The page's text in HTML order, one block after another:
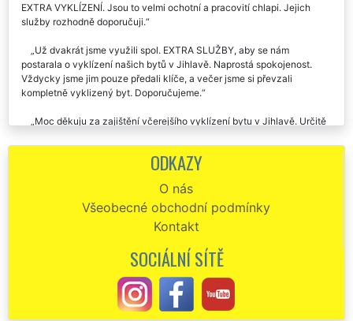
EXTRA VYKLÍZENÍ. Jsou to velmi ochotní a pracovití chlapi. Jejich
služby rozhodně doporučuji.
Už dvakrát jsme využili spol. EXTRA SLUŽBY, aby se nám
postarala o vyklízení našich bytů v Jihlavě. Naprostá spokojenost.
Vždycky jsme jim pouze předali klíče, a večer jsme si převzali
kompletně vyklizený byt. Doporučujeme.
Moc děkuju za zajištění včerejšího vyklízení bytu v Jihlavě. Určitě
s vaším pracovním nasazením i s cenou za vyklizení.
doporučuju. Využil jsem je na vyklízení bytu v Jihlavě a byl jsem velmi
spokojen. V případě potřeby je určitě využiju znova.
Musím pochválit tuto společnost, která se mi postarala o vyklízení
bytu v Jihlavě. Svoji práci perfektně ovládají, doporučuju.
Včera jsem na základě doporučení využila vyklízecích služeb této
společnosti. Zajišťovali mi vyklízení bytu 3 kk v Jihlavě. Kompletně
celý byt vyklidili za pár hodin. Dokonce po sobě i zametli. Jejich
ODKAZY
O nás
Všeobecné obchodní podmínky
Kontakt
SOCIÁLNÍ SÍTĚ